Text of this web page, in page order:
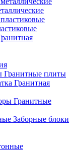
Гранитные плиты
Гранитная
Гранитные
Заборные блоки